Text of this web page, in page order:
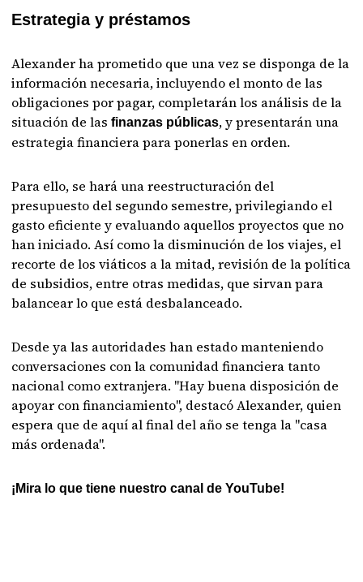
Estrategia y préstamos
Alexander ha prometido que una vez se disponga de la
información necesaria, incluyendo el monto de las
obligaciones por pagar, completarán los análisis de la
situación de lasfinanzas públicas, y presentarán una
estrategia financiera para ponerlas en orden.
Para ello, se hará una reestructuración del
presupuesto del segundo semestre, privilegiando el
gasto eficiente y evaluando aquellos proyectos que no
han iniciado. Así como la disminución de los viajes, el
recorte de los viáticos a la mitad, revisión de la política
de subsidios, entre otras medidas, que sirvan para
balancear lo que está desbalanceado.
Desde ya las autoridades han estado manteniendo
conversaciones con la comunidad financiera tanto
nacional como extranjera. "Hay buena disposición de
apoyar con financiamiento", destacó Alexander, quien
espera que de aquí al final del año se tenga la "casa
más ordenada".
¡Mira lo que tiene nuestro canal de YouTube!